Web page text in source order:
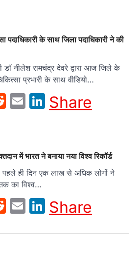
पदाधिकारी के साथ जिला पदाधिकारी ने की
डॉ नीलेश रामचंद्र देवरे द्वारा आज जिले के
प्रभारी के साथ वीडियो…
Reddit
EmailLinkedIn
Share
में भारत ने बनाया नया विश्व रिकॉर्ड
पहले ही दिन एक लाख से अधिक लोगों ने
का विश्व…
Reddit
EmailLinkedIn
Share